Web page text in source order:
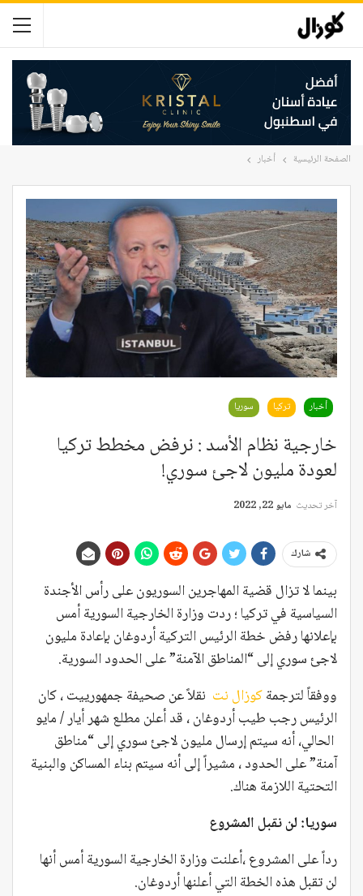
الصفحة الرئيسية أخبار
أخبار تركيا سوريا
خارجية نظام الأسد : نرفض مخطط تركيا
لعودة مليون لاجئ سوري!
آخر تحديث مايو 22, 2022
شارك
بينما لا تزال قضية المهاجرين السوريون على رأس الأجندة
السياسية في تركيا ؛ ردت وزارة الخارجية السورية أمس
بإعلانها رفض خطة الرئيس التركية أردوغان بإعادة مليون
لاجئ سوري إلى “المناطق الآمنة” على الحدود السورية.
ووفقاً لترجمةكوزال نت نقلاً عن صحيفة جمهورييت ، كان
الرئيس رجب طيب أردوغان ، قد أعلن مطلع شهر أيار / مايو
الحالي، أنه سيتم إرسال مليون لاجئ سوري إلى “مناطق
آمنة” على الحدود ، مشيراً إلى أنه سيتم بناء المساكن والبنية
التحتية اللازمة هناك.
سوريا: لن نقبل المشروع
رداً على المشروع ،أعلنت وزارة الخارجية السورية أمس أنها
لن تقبل هذه الخطة التي أعلنها أردوغان.